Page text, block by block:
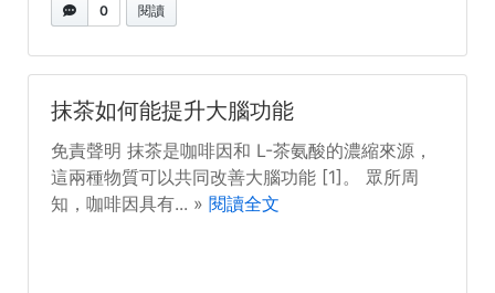
0 閱讀
抹茶如何能提升大腦功能
免責聲明 抹茶是咖啡因和 L-茶氨酸的濃縮來源，
這兩種物質可以共同改善大腦功能 [1]。 眾所周
知，咖啡因具有... » 閱讀全文